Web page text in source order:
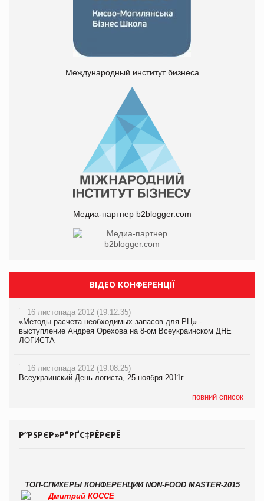
Международный институт бизнеса
Медиа-партнер b2blogger.com
ВІДЕО КОНФЕРЕНЦІЇ
16 листопада 2012 (19:12:35)
«Методы расчета необходимых запасов для РЦ» -
выступление Андрея Орехова на 8-ом Всеукраинском ДНЕ
ЛОГИСТА
16 листопада 2012 (19:08:25)
Всеукраинский День логиста, 25 ноября 2011г.
повний список
Р”РЅРЄР»Р°РҐС‡РЁРЄРЁ
ТОП-СПИКЕРЫ КОНФЕРЕНЦИИ NON-FOOD MASTER-2015
Дмитрий КОССЕ